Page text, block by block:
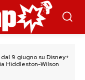
9 giugno su Disney+
Hiddleston-Wilson